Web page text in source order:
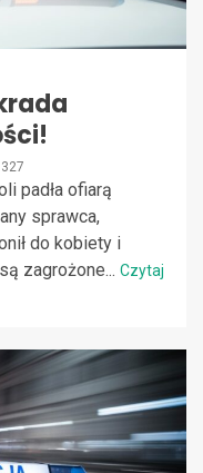
327
padła ofiarą
sprawca,
do kobiety i
zagrożone... Czytaj